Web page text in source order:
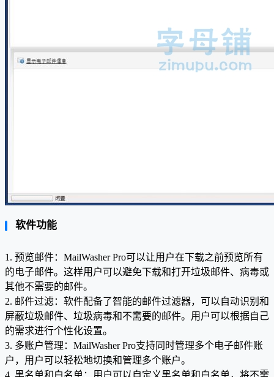
软件功能
1. 预览邮件：MailWasher Pro可以让用户在下载之前预览所有
的电子邮件。这样用户可以避免下载和打开垃圾邮件、病毒或
其他不需要的邮件。
2. 邮件过滤：软件配备了智能的邮件过滤器，可以自动识别和
屏蔽垃圾邮件、垃圾病毒和不需要的邮件。用户可以根据自己
的需求进行个性化设置。
3. 多账户管理：MailWasher Pro支持同时管理多个电子邮件账
户，用户可以轻松地切换和管理多个账户。
4. 黑名单和白名单：用户可以自定义黑名单和白名单，将不需